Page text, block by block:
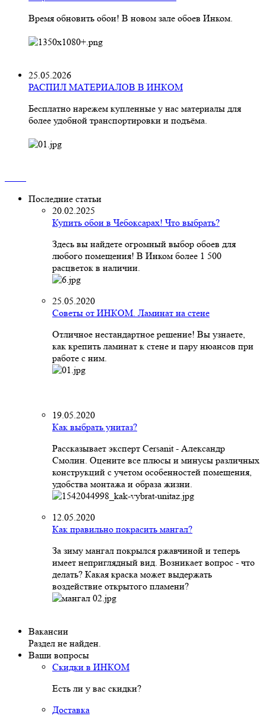
Время обновить обои! В новом зале обоев Инком.
25.05.2026
РАСПИЛ МАТЕРИАЛОВ В ИНКОМ
Бесплатно нарежем купленные у нас материалы для
более удобной транспортировки и подъёма.
Последние статьи
20.02.2025
Купить обои в Чебоксарах! Что выбрать?
Здесь вы найдете огромный выбор обоев для
любого помещения! В Инком более 1 500
расцветок в наличии.
25.05.2020
Советы от ИНКОМ. Ламинат на стене
Отличное нестандартное решение! Вы узнаете,
как крепить ламинат к стене и пару нюансов при
работе с ним.
19.05.2020
Как выбрать унитаз?
Рассказывает эксперт Cersanit - Александр
Смолин. Оцените все плюсы и минусы различных
конструкций с учетом особенностей помещения,
удобства монтажа и образа жизни.
12.05.2020
Как правильно покрасить мангал?
За зиму мангал покрылся ржавчиной и теперь
имеет неприглядный вид. Возникает вопрос - что
делать? Какая краска может выдержать
воздействие открытого пламени?
Вакансии
Раздел не найден.
Ваши вопросы
Скидки в ИНКОМ
Есть ли у вас скидки?
Доставка